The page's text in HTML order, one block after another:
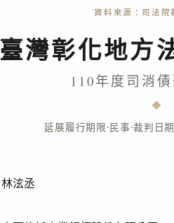
資料來源：司法院
臺灣彰化地方
110年度司消
延展履行期限·民事·裁判日
林泫丞